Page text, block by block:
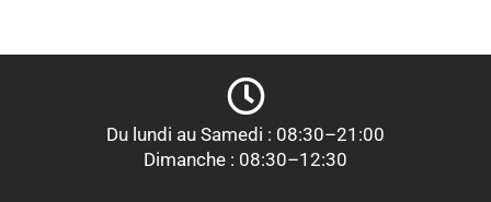
Du lundi au Samedi : 08:30–21:00
Dimanche : 08:30–12:30